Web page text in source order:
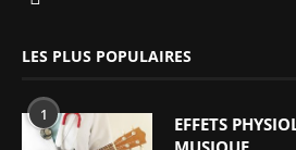
LES PLUS POPULAIRES
1
EFFETS